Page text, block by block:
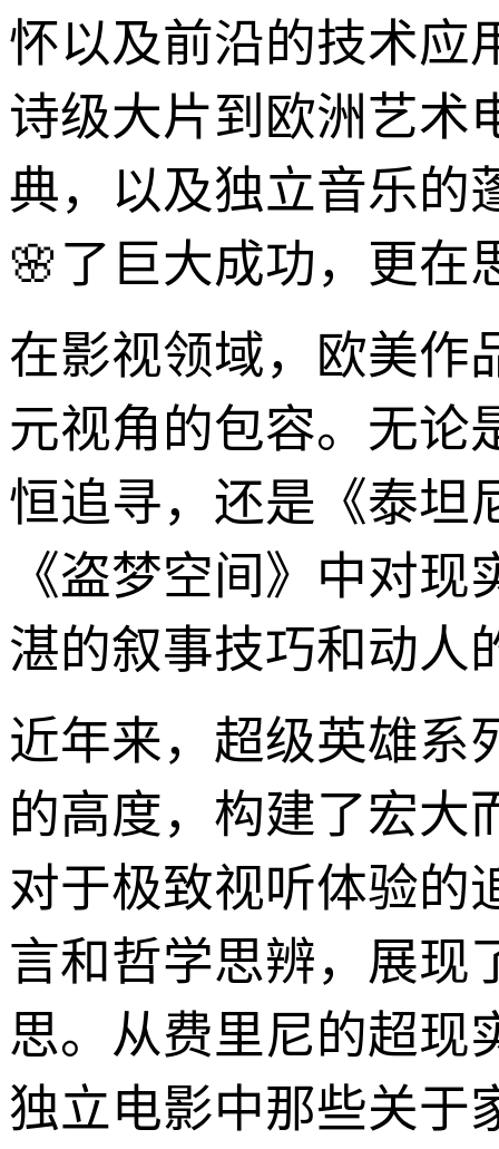
怀以及前沿的技术应
诗级大片到欧洲艺术
典，以及独立音乐的
🌸了巨大成功，更在
在影视领域，欧美作
元视角的包容。无论
恒追寻，还是《泰坦
《盗梦空间》中对
湛的叙事技巧和动人
近年来，超级英雄系
的高度，构建了宏大
对于极致视听体验的
言和哲学思辨，展现
思。从费里尼的超现
独立电影中那些关于